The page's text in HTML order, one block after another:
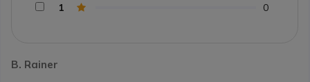
B. Rainer
1
0